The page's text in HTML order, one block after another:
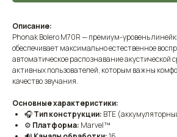
Описание:
Phonak Bolero M70R — премиум-уровень
обеспечивает максимально естественное
автоматическое распознавание акустической
активных пользователей, которым важны
качество звучания.
Основные характеристики:
🎧Тип конструкции: BTE
⚙️ Платформа: Marvel™